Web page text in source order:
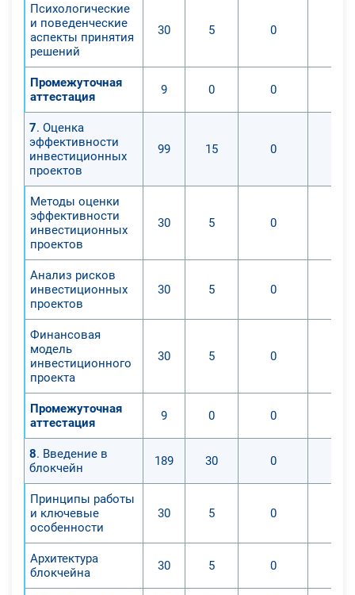
Психологические
и поведенческие
аспекты принятия
решений
30 5 0
Промежуточная
аттестация
9 0 0
7. Оценка
эффективности
инвестиционных
проектов
99 15 0
Методы оценки
эффективности
инвестиционных
проектов
30 5 0
Анализ рисков
инвестиционных
проектов
30 5 0
Финансовая
модель
инвестиционного
проекта
30 5 0
Промежуточная
аттестация
9 0 0
8. Введение в
блокчейн
189 30 0
Принципы работы
и ключевые
особенности
30 5 0
Архитектура
блокчейна
30 5 0